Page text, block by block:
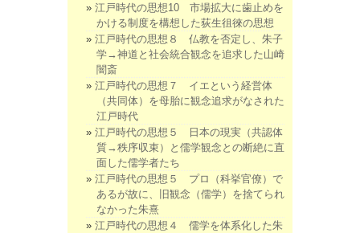
江戸時代の思想10 市場拡大に歯止めを
かける制度を構想した荻生徂徠の思想
江戸時代の思想８ 仏教を否定し、朱子
学→神道と社会統合観念を追求した山崎
闇斎
江戸時代の思想７ イエという経営体
（共同体）を母胎に観念追求がなされた
江戸時代
江戸時代の思想５ 日本の現実（共認体
質→秩序収束）と儒学観念との断絶に直
面した儒学者たち
江戸時代の思想５ プロ（科挙官僚）で
あるが故に、旧観念（儒学）を捨てられ
なかった朱熹
江戸時代の思想４ 儒学を体系化した朱